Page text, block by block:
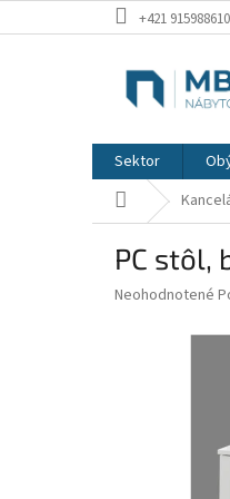
na
+421 915988610
Sektor
Domov
PC stôl,
Priemerné
Neohodnotené